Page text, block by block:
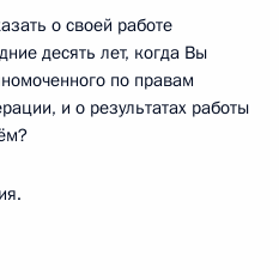
о своей работе
десять лет, когда Вы
по правам
и о результатах работы